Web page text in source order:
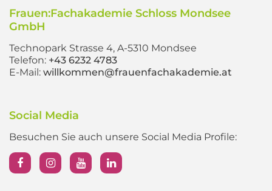
Frauen:Fachakademie Schloss Mondsee
GmbH
Technopark Strasse 4, A-5310 Mondsee
Telefon: +43 6232 4783
E-Mail: willkommen@frauenfachakademie.at
Social Media
Besuchen Sie auch unsere Social Media Profile: